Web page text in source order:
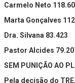
Carmelo Neto
Marta Gonçalves
Dra. Silvana 83.423
Pastor Alcides
SEM PUNIÇÃO AO
Pela decisão do